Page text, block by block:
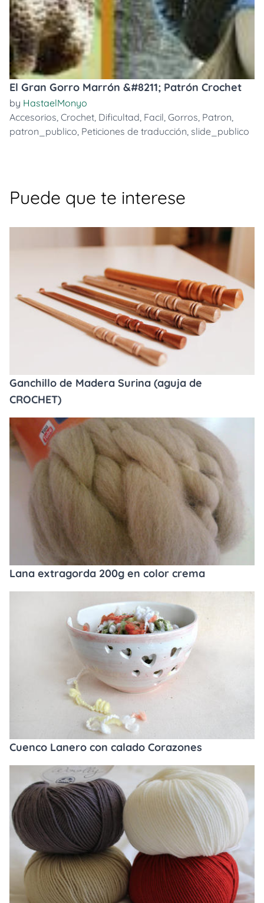
El Gran Gorro Marrón &#8211; Patrón Crochet
by HastaelMonyo
Accesorios, Crochet, Dificultad, Facil, Gorros, Patron,
patron_publico, Peticiones de traducción, slide_publico
Puede que te interese
Ganchillo de Madera Surina (aguja de
CROCHET)
Lana extragorda 200g en color crema
Cuenco Lanero con calado Corazones